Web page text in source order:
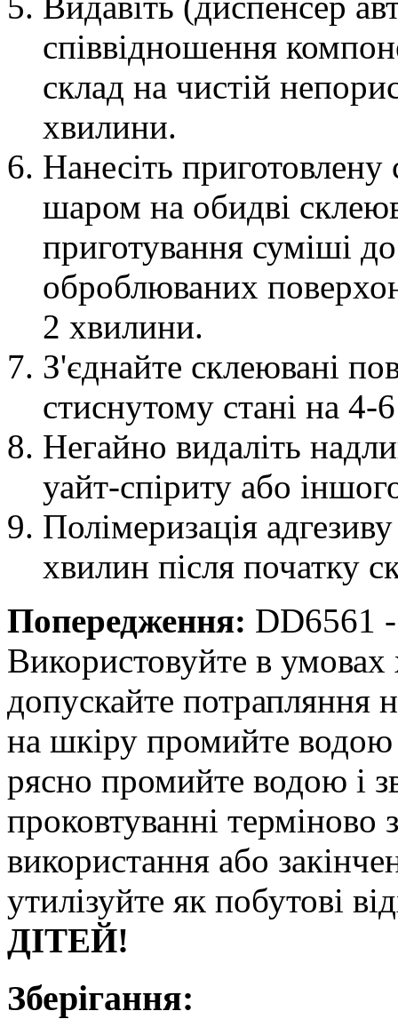
співвідношення
склад на чистій
хвилини.
Нанесіть
шаром на обидві
приготування суміші до
оброблюваних
2 хвилини.
З'єднайте склеювані
стиснутому стані на 4-
Негайно видаліть
уайт-спіриту або
Полімеризація
хвилин після початку
Попередження: DD6561 -
Використовуйте в
допускайте потрапляння
на шкіру промийте
рясно промийте водою і
проковтуванні терміново
використання або
утилізуйте як побутові
ДІТЕЙ!
Зберігання: